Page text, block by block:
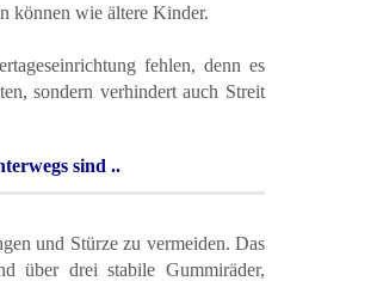
können wie ältere Kinder.
fehlen, denn es
sondern verhindert auch Streit
sind ..
und Stürze zu vermeiden. Das
über drei stabile Gummiräder,